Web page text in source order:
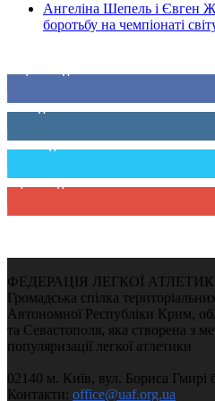
Ангеліна Шепель і Євген
боротьбу на чемпіонаті
0 Підписників
234 Підписників
9,370 Підписників
ФЕДЕРАЦІЯ ЛЕГКОЇ
Громадська спілка
Автономної Республіки Крим,
та Севастополя, яка створена з
популяризації легкої атлетики
02140 м. Київ, вул. Бориса Гмирі
Контакти: office@uaf.org.ua